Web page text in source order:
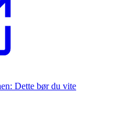
Dette bør du vite